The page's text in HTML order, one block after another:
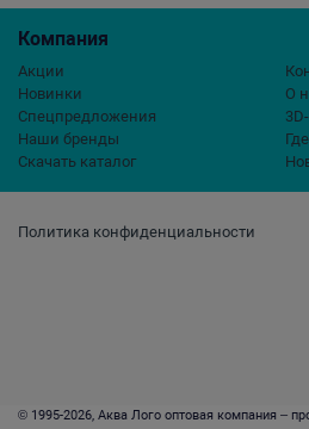
Политика конфиденциальности
Компания
Акции
Новинки
Спецпредложения
Наши бренды
Скачать каталог
О
© 1995-2026, Аква Лого оптовая компания –